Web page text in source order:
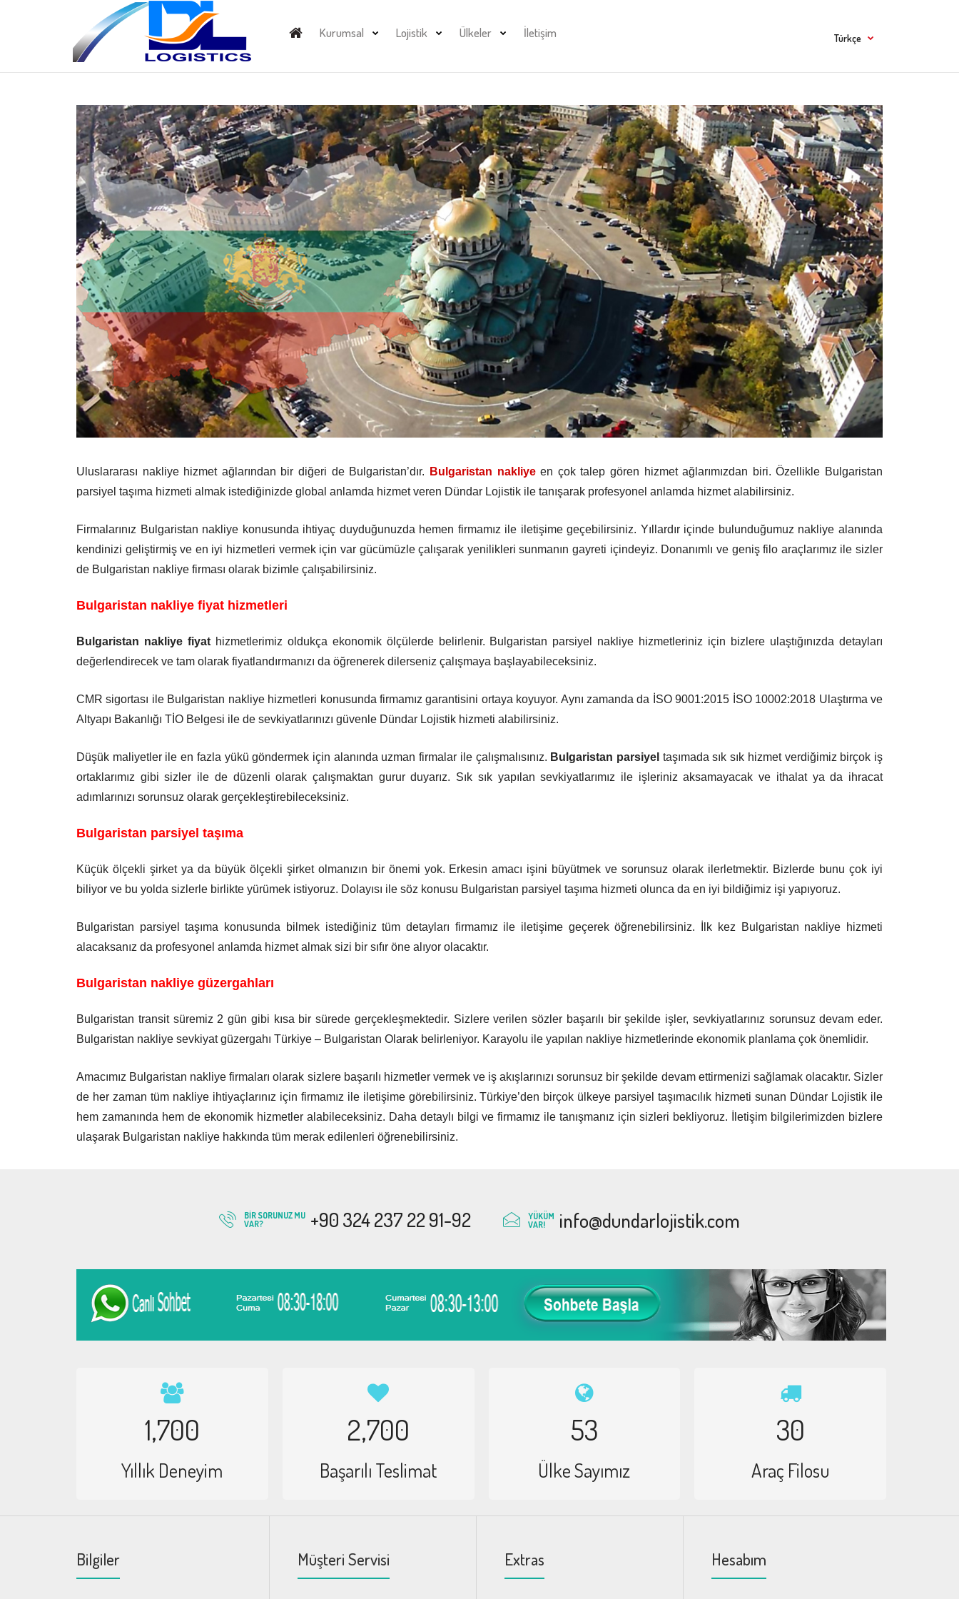
Kurumsal Lojistik Ülkeler İletişim Türkçe
Uluslararası nakliye hizmet ağlarından bir diğeri de Bulgaristan’dır. Bulgaristan nakliyeen çok talep gören hizmet ağlarımızdan biri. Özellikle Bulgaristan
parsiyel taşıma hizmeti almak istediğinizde global anlamda hizmet veren Dündar Lojistik ile tanışarak profesyonel anlamda hizmet alabilirsiniz.
Firmalarınız Bulgaristan nakliye konusunda ihtiyaç duyduğunuzda hemen firmamız ile iletişime geçebilirsiniz. Yıllardır içinde bulunduğumuz nakliye alanında
kendinizi geliştirmiş ve en iyi hizmetleri vermek için var gücümüzle çalışarak yenilikleri sunmanın gayreti içindeyiz. Donanımlı ve geniş filo araçlarımız ile sizler
de Bulgaristan nakliye firması olarak bizimle çalışabilirsiniz.
Bulgaristan nakliye fiyat hizmetleri
Bulgaristan nakliye fiyathizmetlerimiz oldukça ekonomik ölçülerde belirlenir. Bulgaristan parsiyel nakliye hizmetleriniz için bizlere ulaştığınızda detayları
değerlendirecek ve tam olarak fiyatlandırmanızı da öğrenerek dilerseniz çalışmaya başlayabileceksiniz.
CMR sigortası ile Bulgaristan nakliye hizmetleri konusunda firmamız garantisini ortaya koyuyor. Aynı zamanda da İSO 9001:2015 İSO 10002:2018 Ulaştırma ve
Altyapı Bakanlığı TİO Belgesi ile de sevkiyatlarınızı güvenle Dündar Lojistik hizmeti alabilirsiniz.
Düşük maliyetler ile en fazla yükü göndermek için alanında uzman firmalar ile çalışmalısınız. Bulgaristan parsiyel taşımada sık sık hizmet verdiğimiz birçok iş
ortaklarımız gibi sizler ile de düzenli olarak çalışmaktan gurur duyarız. Sık sık yapılan sevkiyatlarımız ile işleriniz aksamayacak ve ithalat ya da ihracat
adımlarınızı sorunsuz olarak gerçekleştirebileceksiniz.
Bulgaristan parsiyel taşıma
Küçük ölçekli şirket ya da büyük ölçekli şirket olmanızın bir önemi yok. Erkesin amacı işini büyütmek ve sorunsuz olarak ilerletmektir. Bizlerde bunu çok iyi
biliyor ve bu yolda sizlerle birlikte yürümek istiyoruz. Dolayısı ile söz konusu Bulgaristan parsiyel taşıma hizmeti olunca da en iyi bildiğimiz işi yapıyoruz.
Bulgaristan parsiyel taşıma konusunda bilmek istediğiniz tüm detayları firmamız ile iletişime geçerek öğrenebilirsiniz. İlk kez Bulgaristan nakliye hizmeti
alacaksanız da profesyonel anlamda hizmet almak sizi bir sıfır öne alıyor olacaktır.
Bulgaristan nakliye güzergahları
Bulgaristan transit süremiz 2 gün gibi kısa bir sürede gerçekleşmektedir. Sizlere verilen sözler başarılı bir şekilde işler, sevkiyatlarınız sorunsuz devam eder.
Bulgaristan nakliye sevkiyat güzergahı Türkiye – Bulgaristan Olarak belirleniyor. Karayolu ile yapılan nakliye hizmetlerinde ekonomik planlama çok önemlidir.
Amacımız Bulgaristan nakliye firmaları olarak sizlere başarılı hizmetler vermek ve iş akışlarınızı sorunsuz bir şekilde devam ettirmenizi sağlamak olacaktır. Sizler
de her zaman tüm nakliye ihtiyaçlarınız için firmamız ile iletişime görebilirsiniz. Türkiye’den birçok ülkeye parsiyel taşımacılık hizmeti sunan Dündar Lojistik ile
hem zamanında hem de ekonomik hizmetler alabileceksiniz. Daha detaylı bilgi ve firmamız ile tanışmanız için sizleri bekliyoruz. İletişim bilgilerimizden bizlere
ulaşarak Bulgaristan nakliye hakkında tüm merak edilenleri öğrenebilirsiniz.
BIR SORUNUZ MU
VAR?
+90 324 237 22 91-92
YÜKÜM
VAR!
info@dundarlojistik.com
1,700
Yıllık Deneyim
2,700
Başarılı Teslimat
53
Ülke Sayımız
30
Araç Filosu
Bilgiler Müşteri Servisi Extras Hesabım